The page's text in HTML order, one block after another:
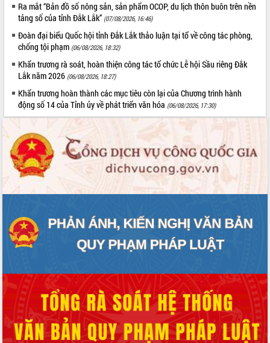
Lấy ý kiến điều chỉnh Quy hoạch tỉnh
Đắk Lắk thời kỳ 2021-2030, tầm nhìn
đến năm 2050
Phát động chiến dịch 30 ngày đêm
giải phóng mặt bằng Tuyến đường bộ
ven biển
Đắk Lắk nỗ lực thúc đẩy tăng trưởng
kinh tế từ 10% trở lên trong Quý
II/2026
chuyển đổi số giai đoạn 2026 – 2030
với Tập đoàn Bưu chính Viễn thông
Việt Nam
Thứ trưởng Bộ Y tế làm việc với tỉnh
Du lịch Đắk Lắk nâng tầm trải nghiệm
du khách thông qua Hệ thống cơ sở dữ
liệu và Bản đồ số
Tập huấn ứng dụng trí tuệ nhân tạo (AI)
Đoàn đại biểu Quốc hội tỉnh Đắk Lắk
trao đổi thông tin trước Kỳ họp thứ
nhất, Quốc hội khóa XVI
Quyết liệt cải cách hành chính, khơi
thông nguồn lực phát triển
Ra mắt “Bản đồ số nông sản, sản phẩm OCOP, du lịch thôn buôn trên nền
tảng số của tỉnh Đắk Lắk” (07/08/2026, 16:46)
Đoàn đại biểu Quốc hội tỉnh Đắk Lắk thảo luận tại tổ về công tác phòng,
chống tội phạm (06/08/2026, 18:32)
Khẩn trương rà soát, hoàn thiện công tác tổ chức Lễ hội Sầu riêng Đắk
Lắk năm 2026 (06/08/2026, 18:27)
Khẩn trương hoàn thành các mục tiêu còn lại của Chương trình hành
động số 14 của Tỉnh ủy về phát triển văn hóa (06/08/2026, 17:30)